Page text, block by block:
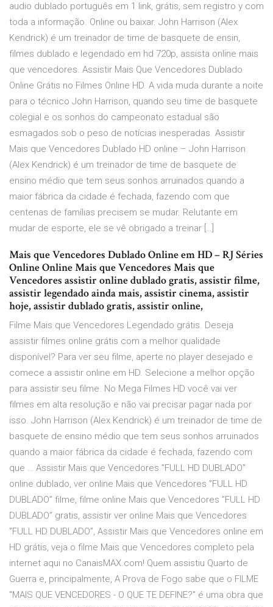
audio dublado português em 1 link, grátis, sem registro y com
toda a informação. Online ou baixar. John Harrison (Alex
Kendrick) é um treinador de time de basquete de ensin,
filmes dublado e legendado em hd 720p, assista online mais
que vencedores. Assistir Mais Que Vencedores Dublado
Online Grátis no Filmes Online HD. A vida muda durante a noite
para o técnico John Harrison, quando seu time de basquete
colegial e os sonhos do campeonato estadual são
esmagados sob o peso de notícias inesperadas. Assistir
Mais que Vencedores Dublado HD online – John Harrison
(Alex Kendrick) é um treinador de time de basquete de
ensino médio que tem seus sonhos arruinados quando a
maior fábrica da cidade é fechada, fazendo com que
centenas de famílias precisem se mudar. Relutante em
mudar de esporte, ele se vê obrigado a treinar […]
Mais que Vencedores Dublado Online em HD – RJ Séries
Online Online Mais que Vencedores Mais que
Vencedores assistir online dublado gratis, assistir filme,
assistir legendado ainda mais, assistir cinema, assistir
hoje, assistir dublado gratis, assistir online,
Filme Mais que Vencedores Legendado grátis. Deseja
assistir filmes online grátis com a melhor qualidade
disponível? Para ver seu filme, aperte no player desejado e
comece a assistir online em HD. Selecione a melhor opção
para assistir seu filme. No Mega Filmes HD você vai ver
filmes em alta resolução e não vai precisar pagar nada por
isso. John Harrison (Alex Kendrick) é um treinador de time de
basquete de ensino médio que tem seus sonhos arruinados
quando a maior fábrica da cidade é fechada, fazendo com
que … Assistir Mais que Vencedores ”FULL HD DUBLADO”
online dublado, ver online Mais que Vencedores ”FULL HD
DUBLADO” filme, filme online Mais que Vencedores ”FULL HD
DUBLADO” gratis, assistir ver online Mais que Vencedores
”FULL HD DUBLADO”, Assistir Mais que Vencedores online em
HD grátis, veja o filme Mais que Vencedores completo pela
internet aqui no CanaisMAX.com! Quem assistiu Quarto de
Guerra e, principalmente, A Prova de Fogo sabe que o FILME
"MAIS QUE VENCEDORES - O QUE TE DEFINE?" é uma obra que